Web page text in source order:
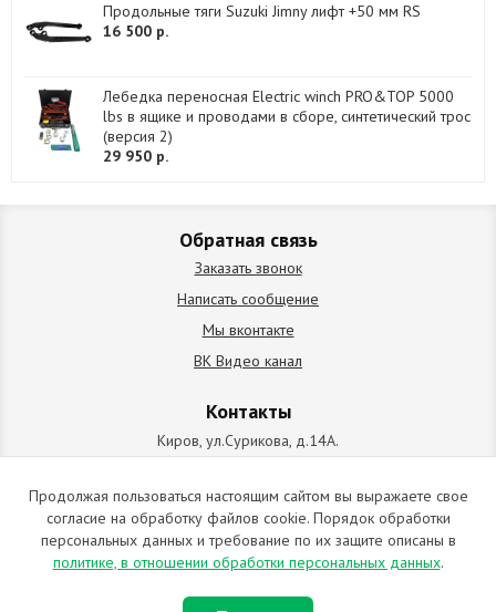
Продольные тяги Suzuki Jimny лифт +50 мм RS
16 500 р.
Лебедка переносная Electric winch PRO&TOP 5000
lbs в ящике и проводами в сборе, синтетический трос
(версия 2)
29 950 р.
Обратная связь
Заказать звонок
Написать сообщение
Мы вконтакте
ВК Видео канал
Контакты
Киров, ул.Сурикова, д.14А.
схема проезда
+7 (912) 827-92-55
ИП Позолотин Евгений Валерьевич
ИНН 434537218055 / ОГРН ИП 309434505600123 от 25.02.2009
Продолжая пользоваться настоящим сайтом вы выражаете свое
согласие на обработку файлов cookie. Порядок обработки
персональных данных и требование по их защите описаны в
политике, в отношении обработки персональных данных.